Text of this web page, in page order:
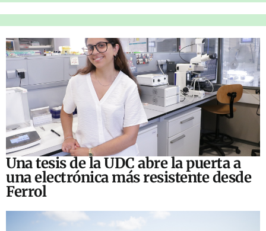
Una tesis de la UDC abre la puerta a
una electrónica más resistente desde
Ferrol